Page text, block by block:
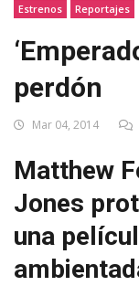
Estrenos Reportajes
perdón
Mar 04, 2014
Matthew
Jones
una